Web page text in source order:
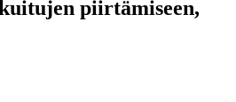
piirtämiseen,